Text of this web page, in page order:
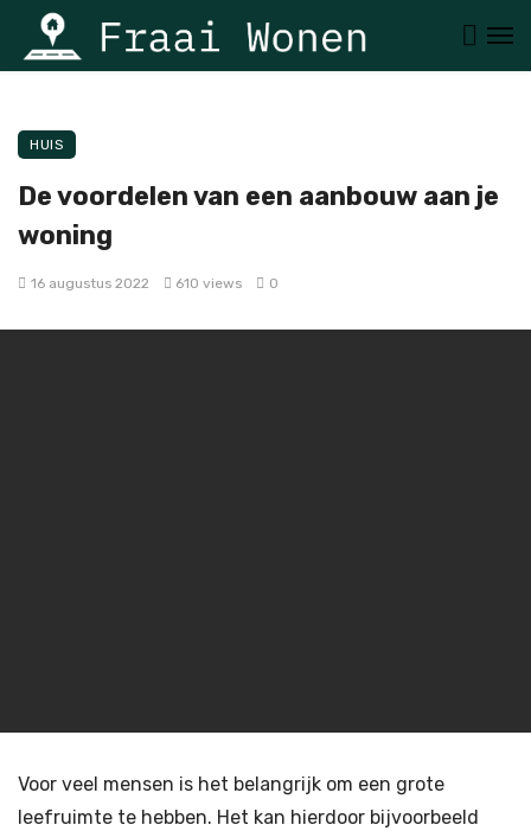
HUIS
De voordelen van een aanbouw aan je
woning
16 augustus 2022 610 views 0
Voor veel mensen is het belangrijk om een grote
leefruimte te hebben. Het kan hierdoor bijvoorbeeld